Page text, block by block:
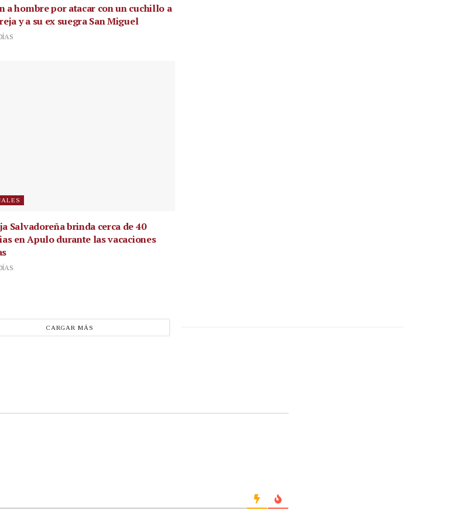
a hombre por atacar con un cuchillo a
y a su ex suegra San Miguel
Salvadoreña brinda cerca de 40
en Apulo durante las vacaciones
CARGAR MÁS